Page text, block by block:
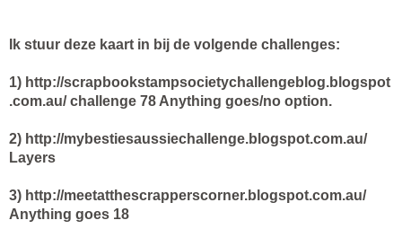
Ik stuur deze kaart in bij de volgende challenges:
1) http://scrapbookstampsocietychallengeblog.blogspot
.com.au/ challenge 78 Anything goes/no option.
2) http://mybestiesaussiechallenge.blogspot.com.au/
Layers
3) http://meetatthescrapperscorner.blogspot.com.au/
Anything goes 18